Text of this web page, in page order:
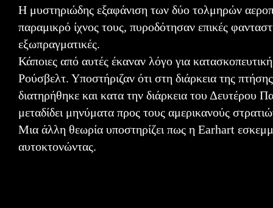
Η μυστηριώδης εξαφάνιση των δύο τολμηρών
παραμικρό ίχνος τους, πυροδότησαν επικές
εξωπραγματικές.
Κάποιες από αυτές έκαναν λόγο για
Ρούσβελτ. Υποστήριζαν ότι στη διάρκεια της
διατηρήθηκε και κατα την διάρκεια του Δευτέρου
μεταδίδει μηνύματα προς τους αμερικανούς
Μια άλλη θεωρία υποστηρίζει πως η Earhart
αυτοκτονώντας.